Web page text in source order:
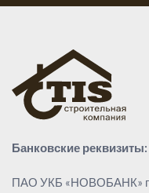
Банковские реквизиты:
ПАО УКБ «НОВОБАНК» г.